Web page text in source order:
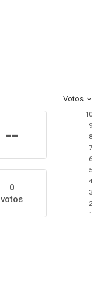
Votos
--
0
votos
10
9
8
7
6
5
4
3
2
1